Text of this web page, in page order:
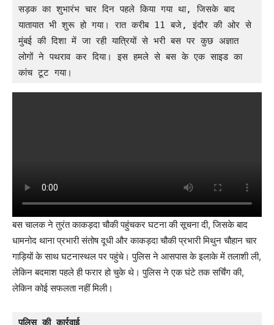
सड़क का शुभारंभ चार दिन पहले किया गया था, जिसके बाद
यातायात भी शुरू हो गया। रात करीब 11 बजे, इंदौर की ओर से
मुंबई की दिशा में जा रही यात्रियों से भरी बस पर कुछ अज्ञात
लोगों ने पथराव कर दिया। इस हमले से बस के एक साइड का
कांच टूट गया।
बस चालक ने तुरंत काकड़दा चौकी पहुंचकर घटना की सूचना दी, जिसके बाद
धामनोद थाना प्रभारी संतोष दूधी और काकड़दा चौकी प्रभारी मिथुन चौहान चार
गाड़ियों के साथ घटनास्थल पर पहुंचे। पुलिस ने आसपास के इलाके में तलाशी ली,
लेकिन बदमाश पहले ही फरार हो चुके थे। पुलिस ने एक घंटे तक सर्चिंग की,
लेकिन कोई सफलता नहीं मिली।
पुलिस की कार्रवाई